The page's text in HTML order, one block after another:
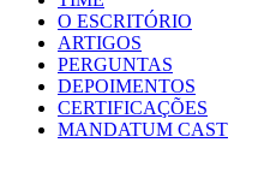
O ESCRITÓRIO
ARTIGOS
PERGUNTAS
DEPOIMENTOS
CERTIFICAÇÕES
MANDATUM CAST